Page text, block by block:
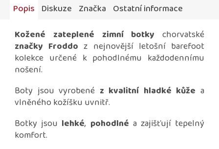
Popis Diskuze Značka Ostatní informace
Kožené zateplené zimní botky chorvatské
značky Froddo z nejnovější letošní barefoot
kolekce určené k pohodlnému každodennímu
nošení.
Boty jsou vyrobené z kvalitní hladké kůže a
vlněného kožíšku uvnitř.
Botky jsou lehké, pohodlné a zajišťují tepelný
komfort.